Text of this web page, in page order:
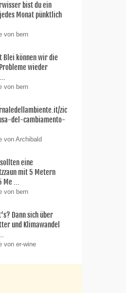
bist du ein
Monat pünktlich
von bern
Blei können wir die
wieder
von bern
zic
del-cambiamento-
von Archibald
eine
mit 5 Metern
Me ...
von bern
Dann sich über
und Klimawandel
von er-wine